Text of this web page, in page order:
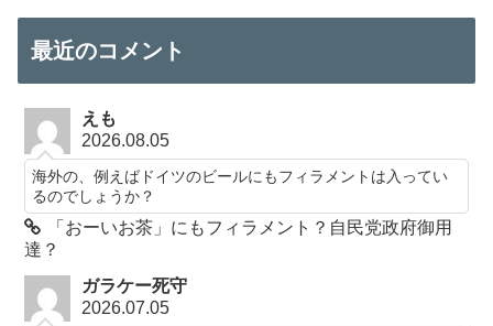
最近のコメント
えも
2026.08.05
海外の、例えばドイツのビールにもフィラメントは入ってい
るのでしょうか？
「おーいお茶」にもフィラメント？自民党政府御用
達？
ガラケー死守
2026.07.05